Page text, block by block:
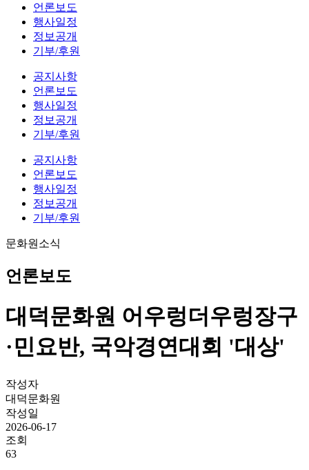
언론보도
행사일정
정보공개
기부/후원
공지사항
언론보도
행사일정
정보공개
기부/후원
공지사항
언론보도
행사일정
정보공개
기부/후원
문화원소식
언론보도
대덕문화원 어우렁더우렁장구
·민요반, 국악경연대회 '대상'
작성자
대덕문화원
작성일
2026-06-17
조회
63